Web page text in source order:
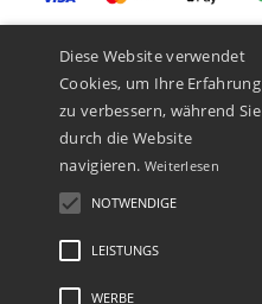
Unsere Paketzusteller
Rechtliche Hinweise
Diese Website verwendet
Cookies, um Ihre Erfahrung
zu verbessern, während Sie
durch die Website
navigieren. Weiterlesen
NOTWENDIGE
LEISTUNGS
WERBE